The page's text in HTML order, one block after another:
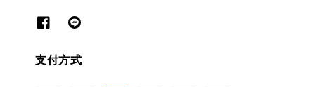
支付方式